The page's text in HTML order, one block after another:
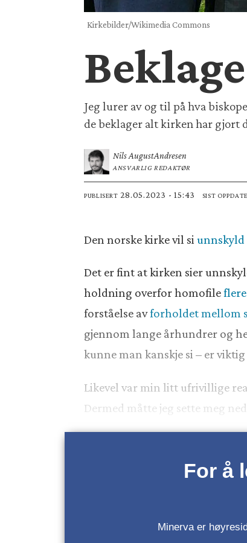
Kirkebilder/Wikimedia Commons
Jeg lurer av og til på hva
de beklager alt kirken har gjort
Nils AugustAndresen
ANSVARLIG REDAKTØR
PUBLISERT 28.05.2023 - 15:43 SIST
Den norske kirke vil siunnskyld
Det er fint at kirken sier
holdning overfor homofile
forståelse avforholdet mellom
gjennom lange århundrer og
kunne man kanskje si – er
Likevel var min litt ufrivillige
Dermed måtte jeg sette meg
For å
Minerva er